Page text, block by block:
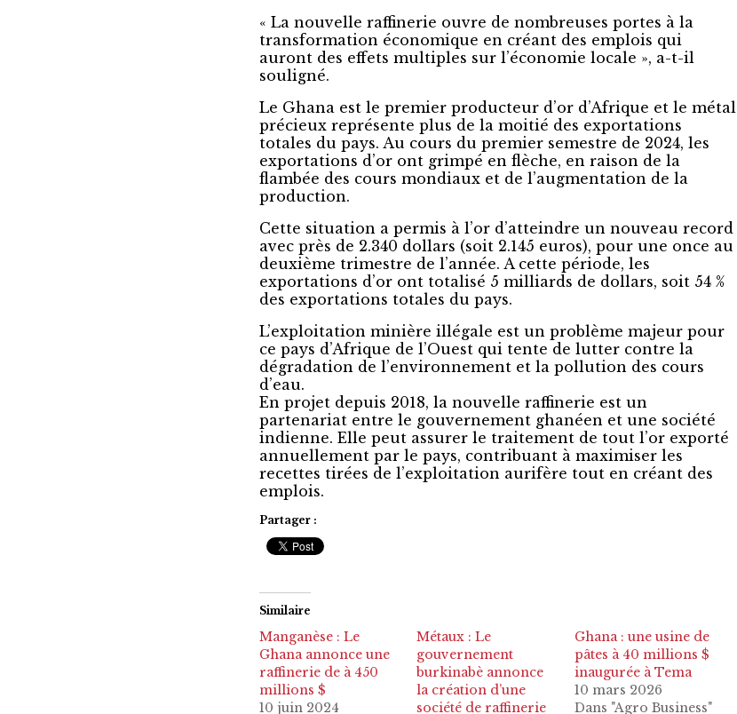
« La nouvelle raffinerie ouvre de nombreuses portes à la
transformation économique en créant des emplois qui
auront des effets multiples sur l’économie locale », a-t-il
souligné.
Le Ghana est le premier producteur d’or d’Afrique et le métal
précieux représente plus de la moitié des exportations
totales du pays. Au cours du premier semestre de 2024, les
exportations d’or ont grimpé en flèche, en raison de la
flambée des cours mondiaux et de l’augmentation de la
production.
Cette situation a permis à l’or d’atteindre un nouveau record
avec près de 2.340 dollars (soit 2.145 euros), pour une once au
deuxième trimestre de l’année. A cette période, les
exportations d’or ont totalisé 5 milliards de dollars, soit 54 %
des exportations totales du pays.
L’exploitation minière illégale est un problème majeur pour
ce pays d’Afrique de l’Ouest qui tente de lutter contre la
dégradation de l’environnement et la pollution des cours
d’eau.
En projet depuis 2018, la nouvelle raffinerie est un
partenariat entre le gouvernement ghanéen et une société
indienne. Elle peut assurer le traitement de tout l’or exporté
annuellement par le pays, contribuant à maximiser les
recettes tirées de l’exploitation aurifère tout en créant des
emplois.
Partager :
Similaire
Manganèse : Le
Ghana annonce une
raffinerie de à 450
millions $
10 juin 2024
Métaux : Le
gouvernement
burkinabè annonce
la création d’une
société de raffinerie
Ghana : une usine de
pâtes à 40 millions $
inaugurée à Tema
10 mars 2026
Dans "Agro Business"